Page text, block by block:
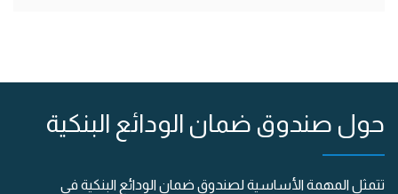
حول صندوق ضمان الودائع البنكية
تتمثل المهمة الأساسية لصندوق ضمان الودائع البنكية في